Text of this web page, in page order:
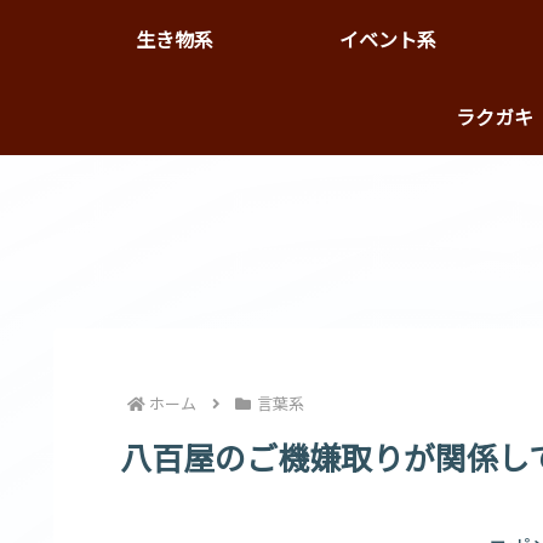
生き物系 イベント系
ラクガ
ホーム 言葉系
八百屋のご機嫌取りが関係